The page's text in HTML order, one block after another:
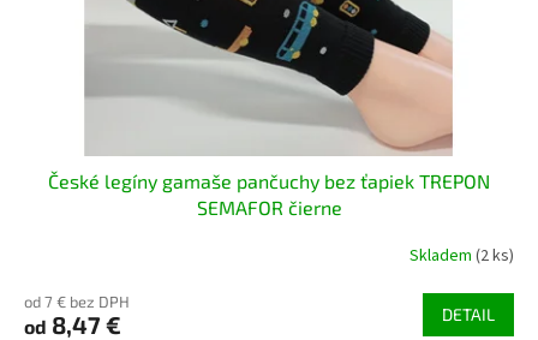
České legíny gamaše pančuchy bez ťapiek TREPON
SEMAFOR čierne
Skladem (2 ks)
od 7 € bez DPH
od 8,47 € DETAIL